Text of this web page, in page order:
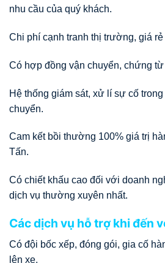
nhu cầu của quý khách.
Chi phí cạnh tranh thị trường, giá
Có hợp đồng vận chuyển, chứng từ
Hệ thống giám sát, xử lí sự cố
chuyển.
Cam kết bồi thường 100% giá trị
Tấn.
Có chiết khấu cao đối với doanh
dịch vụ thường xuyên nhất.
Các dịch vụ hỗ trợ khi đến
Có đội bốc xếp, đóng gói, gia cố
lên xe.